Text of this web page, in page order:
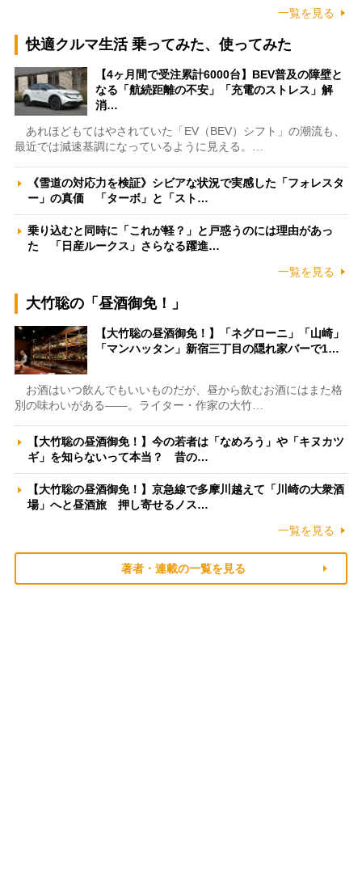
一覧を見る
快適クルマ生活 乗ってみた、使ってみた
【4ヶ月間で受注累計6000台】BEV普及の障壁と
なる「航続距離の不安」「充電のストレス」解
消…
あれほどもてはやされていた「EV（BEV）シフト」の潮流も、
最近では減速基調になっているように見える。…
《雪道の対応力を検証》シビアな状況で実感した「フォレスタ
ー」の真価 「ターボ」と「スト…
乗り込むと同時に「これが軽？」と戸惑うのには理由があっ
た 「日産ルークス」さらなる躍進…
一覧を見る
大竹聡の「昼酒御免！」
【大竹聡の昼酒御免！】「ネグローニ」「山崎」
「マンハッタン」新宿三丁目の隠れ家バーで1…
お酒はいつ飲んでもいいものだが、昼から飲むお酒にはまた格
別の味わいがある――。ライター・作家の大竹…
【大竹聡の昼酒御免！】今の若者は「なめろう」や「キヌカツ
ギ」を知らないって本当？ 昔の…
【大竹聡の昼酒御免！】京急線で多摩川越えて「川崎の大衆酒
場」へと昼酒旅 押し寄せるノス…
一覧を見る
著者・連載の一覧を見る